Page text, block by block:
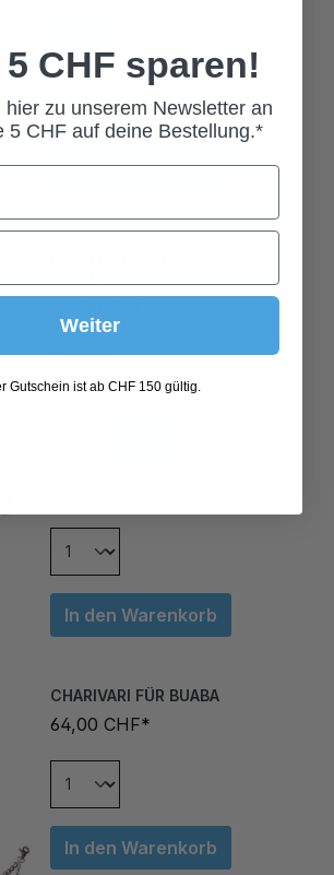
In den Warenkorb
HERRENSCHUH ALPINA
199,00 CHF*
Grösse
In den Warenkorb
64,00 CHF*
In den Warenkorb
CHF sparen!
hier zu unserem Newsletter an
5 CHF auf deine Bestellung.*
Weiter
Gutschein ist ab CHF 150 gültig.